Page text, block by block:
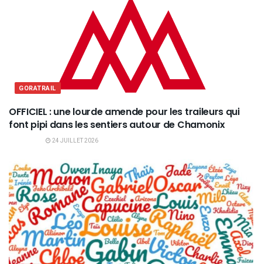
GORATRAIL
OFFICIEL : une lourde amende pour les traileurs qui
font pipi dans les sentiers autour de Chamonix
24 JUILLET 2026